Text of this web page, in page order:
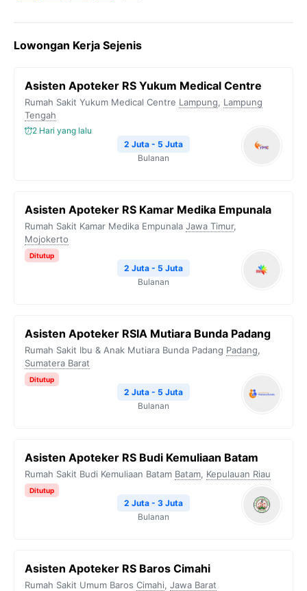
e
o
o
k
t
e
e
r
m
t
A
y
i
Lowongan Kerja Sejenis
Asisten Apoteker RS Yukum Medical Centre
Rumah Sakit Yukum Medical Centre Lampung, Lampung
Tengah
2 Hari yang lalu
2 Juta - 5 Juta
Bulanan
Asisten Apoteker RS Kamar Medika Empunala
Rumah Sakit Kamar Medika Empunala Jawa Timur,
Mojokerto
Ditutup
2 Juta - 5 Juta
Bulanan
Asisten Apoteker RSIA Mutiara Bunda Padang
Rumah Sakit Ibu & Anak Mutiara Bunda Padang Padang,
Sumatera Barat
Ditutup
2 Juta - 5 Juta
Bulanan
Asisten Apoteker RS Budi Kemuliaan Batam
Rumah Sakit Budi Kemuliaan Batam Batam, Kepulauan Riau
Ditutup
2 Juta - 3 Juta
Bulanan
Asisten Apoteker RS Baros Cimahi
Rumah Sakit Umum Baros Cimahi, Jawa Barat